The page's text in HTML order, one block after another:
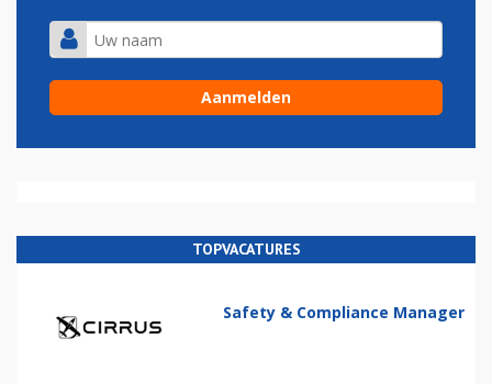
TOPVACATURES
Safety & Compliance Manager